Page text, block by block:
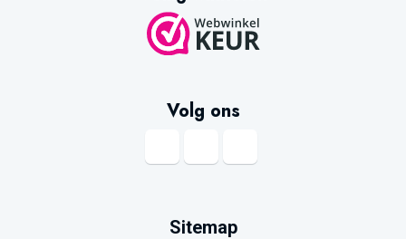
Volg ons
Sitemap